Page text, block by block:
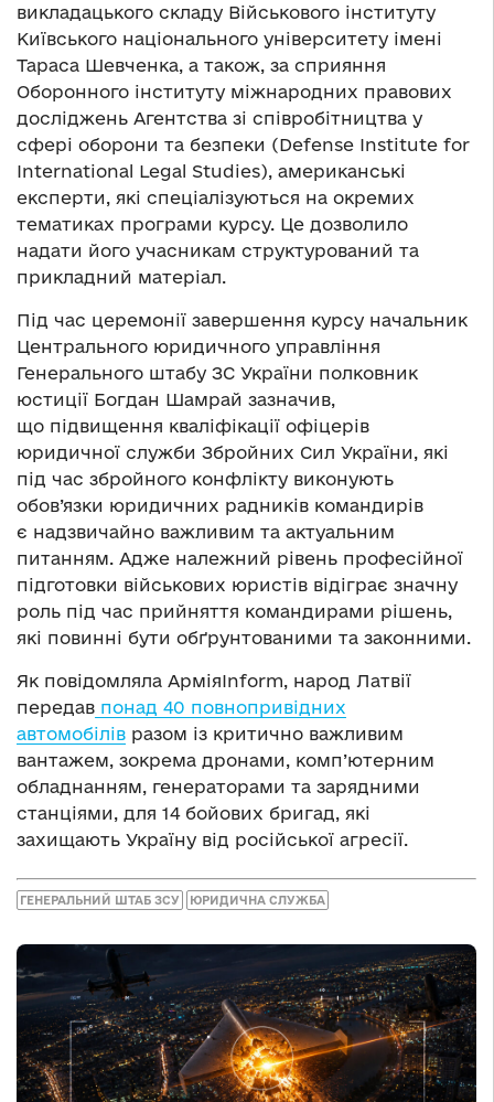
викладацького складу Військового інституту
Київського національного університету імені
Тараса Шевченка, а також, за сприяння
Оборонного інституту міжнародних правових
досліджень Агентства зі співробітництва у
сфері оборони та безпеки (Defense Institute for
International Legal Studies), американські
експерти, які спеціалізуються на окремих
тематиках програми курсу. Це дозволило
надати його учасникам структурований та
прикладний матеріал.
Під час церемонії завершення курсу начальник
Центрального юридичного управління
Генерального штабу ЗС України полковник
юстиції Богдан Шамрай зазначив,
що підвищення кваліфікації офіцерів
юридичної служби Збройних Сил України, які
під час збройного конфлікту виконують
обов’язки юридичних радників командирів
є надзвичайно важливим та актуальним
питанням. Адже належний рівень професійної
підготовки військових юристів відіграє значну
роль під час прийняття командирами рішень,
які повинні бути обґрунтованими та законними.
Як повідомляла АрміяInform, народ Латвії
передав понад 40 повнопривідних
автомобілів разом із критично важливим
вантажем, зокрема дронами, комп’ютерним
обладнанням, генераторами та зарядними
станціями, для 14 бойових бригад, які
захищають Україну від російської агресії.
ГЕНЕРАЛЬНИЙ ШТАБ ЗСУ ЮРИДИЧНА СЛУЖБА